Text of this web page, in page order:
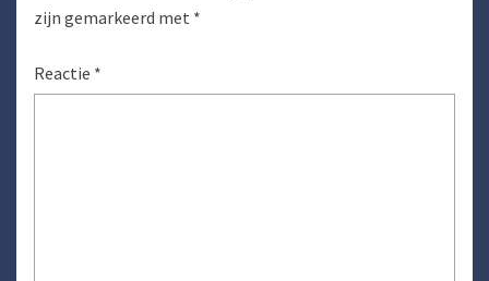
zijn gemarkeerd met *
Reactie *